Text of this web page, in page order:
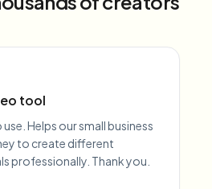
tool
Helps our small business
to create different
professionally. Thank you.